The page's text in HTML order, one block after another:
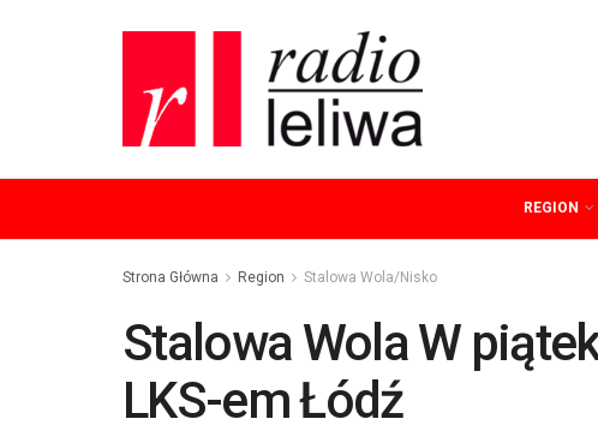
REGION
Strona Główna Region Stalowa Wola/Nisko
Stalowa Wola W
LKS-em Łódź